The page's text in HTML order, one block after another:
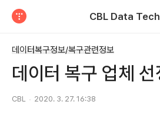
CBL Data
데이터복구정보/복구관련정보
데이터 복구 업체
CBL 2020. 3. 27. 16:38